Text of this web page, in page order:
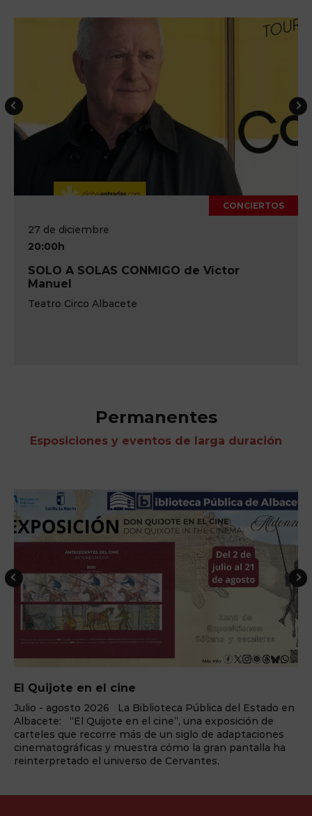
27 de diciembre
20:00h
SOLO A SOLAS CONMIGO de Víctor
Manuel
Teatro Circo Albacete
CONCIERTOS
Permanentes
Esposiciones y eventos de larga duración
El Quijote en el cine
Julio - agosto 2026 La Biblioteca Pública del Estado en
Albacete: “El Quijote en el cine”, una exposición de
carteles que recorre más de un siglo de adaptaciones
cinematográficas y muestra cómo la gran pantalla ha
reinterpretado el universo de Cervantes.